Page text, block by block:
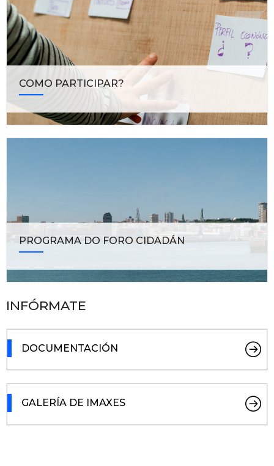
COMO PARTICIPAR?
PROGRAMA DO FORO CIDADÁN
INFÓRMATE
DOCUMENTACIÓN
GALERÍA DE IMAXES